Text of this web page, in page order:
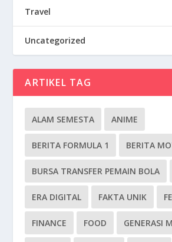
Travel
Uncategorized
ARTIKEL TAG
ALAM SEMESTA ANIME
BERITA FORMULA 1 BERITA
BURSA TRANSFER PEMAIN BOLA
ERA DIGITAL FAKTA UNIK
FINANCE FOOD GENERASI